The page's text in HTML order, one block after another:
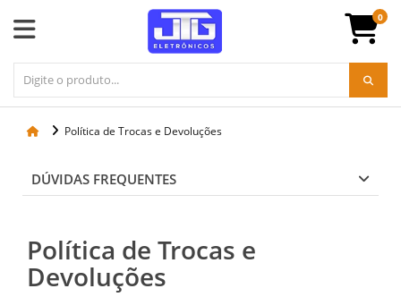
0
Política de Trocas e Devoluções
DÚVIDAS FREQUENTES
Política de Trocas e
Devoluções